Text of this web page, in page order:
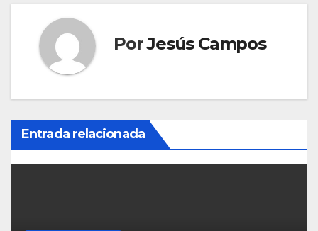
a
c
i
ó
n
PorJesús Campos
Entrada relacionada